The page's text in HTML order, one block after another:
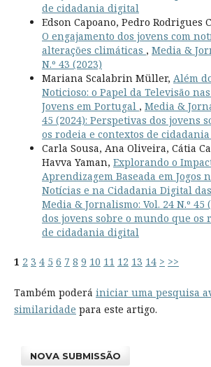
de cidadania digital
Edson Capoano, Pedro Rodrigues
O engajamento dos jovens com
alterações climáticas , Media &
N.º 43 (2023)
Mariana Scalabrin Müller, Além
Noticioso: o Papel da Televisão
Jovens em Portugal , Media &
45 (2024): Perspetivas dos jovens
os rodeia e contextos de
Carla Sousa, Ana Oliveira, Cátia
Havva Yaman, Explorando o
Aprendizagem Baseada em Jogos
Notícias e na Cidadania Digital das
Media & Jornalismo: Vol. 24 N.º 45
dos jovens sobre o mundo que os
de cidadania digital
1 2 3 4 5 6 7 8 9 10 11 12 13 14 > >>
Também poderá iniciar uma pesquisa
similaridade para este artigo.
NOVA SUBMISSÃO